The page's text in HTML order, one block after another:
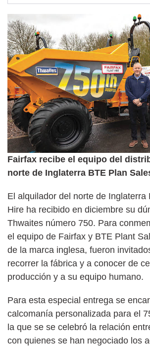
Fairfax recibe el equipo del
norte de Inglaterra BTE Plan
El alquilador del norte de Inglaterra
Hire ha recibido en diciembre su
Thwaites número 750. Para
el equipo de Fairfax y BTE Plant
de la marca inglesa, fueron
recorrer la fábrica y a conocer de
producción y a su equipo humano.
Para esta especial entrega se
calcomanía personalizada para el
la que se se celebró la relación
con quienes se han negociado los